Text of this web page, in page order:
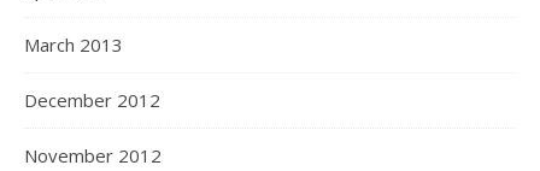
March 2013
December 2012
November 2012